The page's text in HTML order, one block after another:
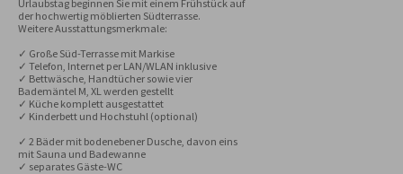
Urlaubstag beginnen Sie mit einem Frühstück auf
der hochwertig möblierten Südterrasse.
Weitere Ausstattungsmerkmale:
✓ Große Süd-Terrasse mit Markise
✓ Telefon, Internet per LAN/WLAN inklusive
✓ Bettwäsche, Handtücher sowie vier
Bademäntel M, XL werden gestellt
✓ Küche komplett ausgestattet
✓ Kinderbett und Hochstuhl (optional)
✓ 2 Bäder mit bodenebener Dusche, davon eins
mit Sauna und Badewanne
✓ separates Gäste-WC